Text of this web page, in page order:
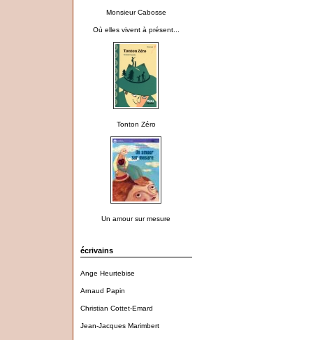
Monsieur Cabosse
Où elles vivent à présent...
Tonton Zéro
Un amour sur mesure
écrivains
Ange Heurtebise
Arnaud Papin
Christian Cottet-Emard
Jean-Jacques Marimbert